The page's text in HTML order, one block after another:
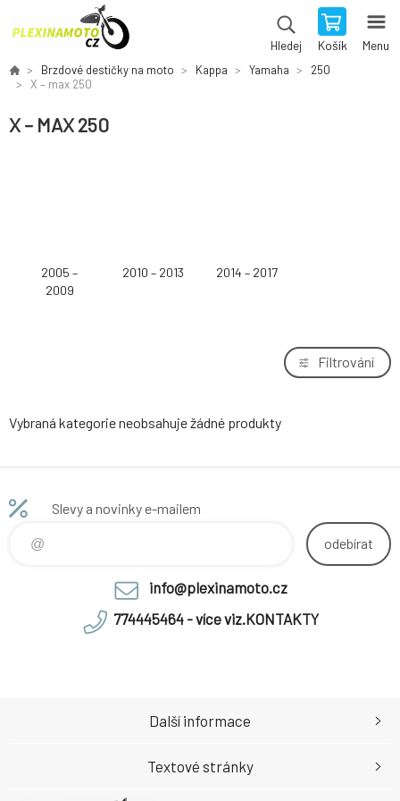
Hledej Košík Menu
Brzdové destičky na moto Kappa Yamaha
250
X – max 250
X – MAX 250
2005 –
2009
2010 – 2013 2014 – 2017
Filtrování
Vybraná kategorie neobsahuje žádné produkty
Slevy a novinky e-mailem
odebírat
info@plexinamoto.cz
774445464 - více viz.KONTAKTY
Další informace
Textové stránky